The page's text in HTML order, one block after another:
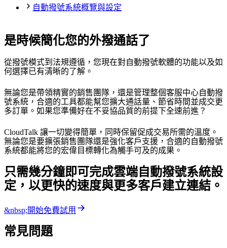
自動撥號系統概覽與設定
是時候簡化您的外撥通話了
從撥號模式到法規遵循，您現在對自動撥號軟體的功能以及如
何選擇已有清晰的了解。
無論您是帶領精實的銷售團隊，還是管理整個客服中心自動撥
號系統，合適的工具都能幫您擴大通話量、節省時間並成交更
多訂單。如果您準備好在不妥協品質的前提下全速前進？
CloudTalk 讓一切變得簡單，同時保留促成交易所需的溫度。
無論您是要擴張銷售團隊還是強化客戶支援，合適的自動撥號
系統都能將您的宏偉目標轉化為觸手可及的成果。
只需幾分鐘即可完成雲端自動撥號系統設
定，以更快的速度與更多客戶建立連結。
&nbsp;開始免費試用
常見問題